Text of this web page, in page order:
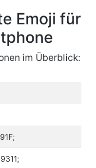
Emoji für
im Überblick: